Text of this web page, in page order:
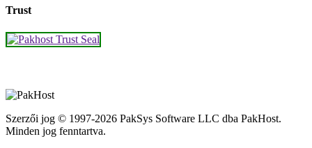
Trust
Szerzői jog © 1997-2026 PakSys Software LLC dba PakHost.
Minden jog fenntartva.